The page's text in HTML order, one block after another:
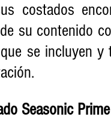
costados
su contenido
se incluyen
Seasonic